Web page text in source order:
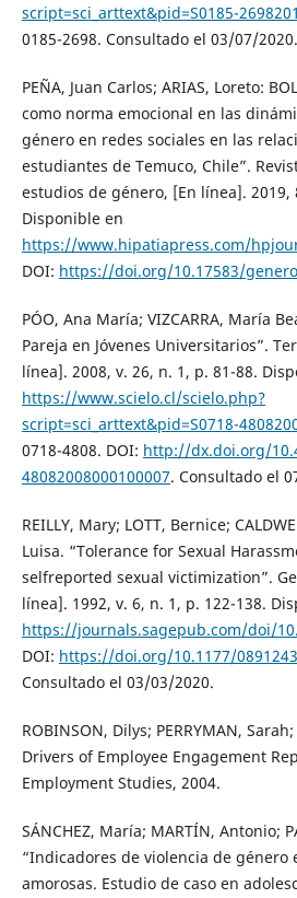
script=sci_arttext&pid=S0185-
0185-2698. Consultado el 03/07/2020.
PEÑA, Juan Carlos; ARIAS, Loreto:
como norma emocional en las
género en redes sociales en las
estudiantes de Temuco, Chile”.
estudios de género, [En línea]. 2019,
Disponible en
https://www.hipatiapress.com/
DOI: https://doi.org/10.17583/
PÓO, Ana María; VIZCARRA, María
Pareja en Jóvenes Universitarios”.
línea]. 2008, v. 26, n. 1, p. 81-88.
https://www.scielo.cl/scielo.php?
script=sci_arttext&pid=S0718-
0718-4808. DOI: http://dx.doi.org/
48082008000100007. Consultado el
REILLY, Mary; LOTT, Bernice;
Luisa. “Tolerance for Sexual
selfreported sexual victimization”.
línea]. 1992, v. 6, n. 1, p. 122-138.
https://journals.sagepub.com/doi/
DOI: https://doi.org/10.1177/
Consultado el 03/03/2020.
ROBINSON, Dilys; PERRYMAN,
Drivers of Employee Engagement
Employment Studies, 2004.
SÁNCHEZ, María; MARTÍN, Antonio;
“Indicadores de violencia de género
amorosas. Estudio de caso en